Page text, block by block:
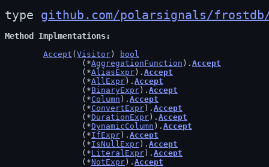
type github.com/polarsignals/
Method Implmentations
Accept ( Visitor )
bool
		(*
AggregationFunction ). Accept
		(*
AliasExpr ). Accept
		(*
AllExpr ). Accept
		(*
BinaryExpr ). Accept
		(*
Column ). Accept
		(*
ConvertExpr ). Accept
		(*
DurationExpr ). Accept
		(*
DynamicColumn ). Accept
		(*
IfExpr ). Accept
		(*
IsNullExpr ). Accept
		(*
LiteralExpr ). Accept
		(*
NotExpr ). Accept